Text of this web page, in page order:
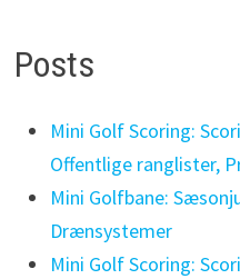
Posts
Mini Golf Scoring:
Offentlige ranglister,
Mini Golfbane:
Drænsystemer
Mini Golf Scoring: